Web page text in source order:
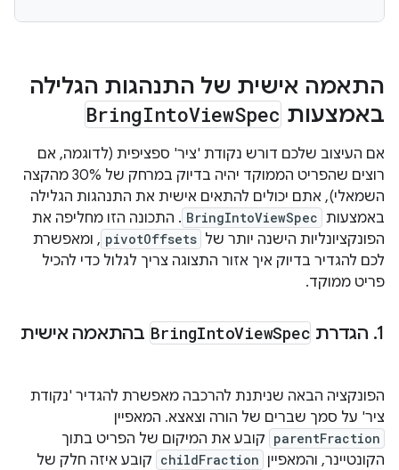
התאמה אישית של התנהגות הגלילה
באמצעות
BringIntoViewSpec
אם העיצוב שלכם דורש נקודת 'ציר' ספציפית (לדוגמה, אם
רוצים שהפריט הממוקד יהיה בדיוק במרחק של 30% מהקצה
השמאלי), אתם יכולים להתאים אישית את התנהגות הגלילה
באמצעות BringIntoViewSpec . התכונה הזו מחליפה את
הפונקציונליות הישנה יותר של pivotOffsets , ומאפשרת
לכם להגדיר בדיוק איך אזור התצוגה צריך לגלול כדי להכיל
פריט ממוקד.
1
. הגדרת BringIntoViewSpec בהתאמה אישית
הפונקציה הבאה שניתנת להרכבה מאפשרת להגדיר 'נקודת
ציר' על סמך שברים של הורה וצאצא. המאפיין
parentFraction קובע את המיקום של הפריט בתוך
הקונטיינר, והמאפיין childFraction קובע איזה חלק של